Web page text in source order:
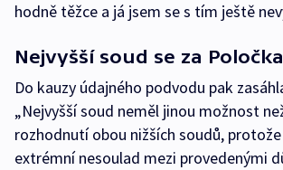
hodně těžce a já jsem se s tím ještě
Nejvyšší soud se za
Do kauzy údajného podvodu pak
„Nejvyšší soud neměl jinou možnost
rozhodnutí obou nižších soudů,
extrémní nesoulad mezi provedenými